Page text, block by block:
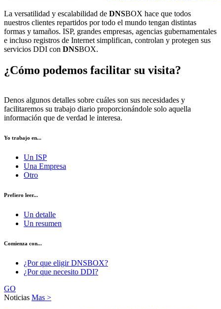
La versatilidad y escalabilidad de DNSBOX hace que todos
nuestros clientes repartidos por todo el mundo tengan distintas
formas y tamaños. ISP, grandes empresas, agencias gubernamentales
e incluso registros de Internet simplifican, controlan y protegen sus
servicios DDI con DNSBOX.
¿Cómo podemos facilitar su visita?
Denos algunos detalles sobre cuáles son sus necesidades y
facilitaremos su trabajo diario proporcionándole solo aquella
información que de verdad le interesa.
Yo trabajo en...
Un ISP
Una Empresa
Otro
Prefiero leer...
Un detalle
Un resumen
Comienza con...
¿Por que eligir DNSBOX?
¿Por que necesito DDI?
GO
Noticias Mas >